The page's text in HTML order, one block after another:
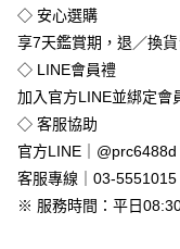
運送方式
全家付款取貨
免運費
付款後全家取貨
免運費
7-11付款取貨
◇ 安心選購
享7天鑑賞期，退／換
◇ LINE會員禮
加入官方LINE並綁定會
◇ 客服協助
官方LINE｜@prc6488d
客服專線｜03-5551015
※ 服務時間：平日